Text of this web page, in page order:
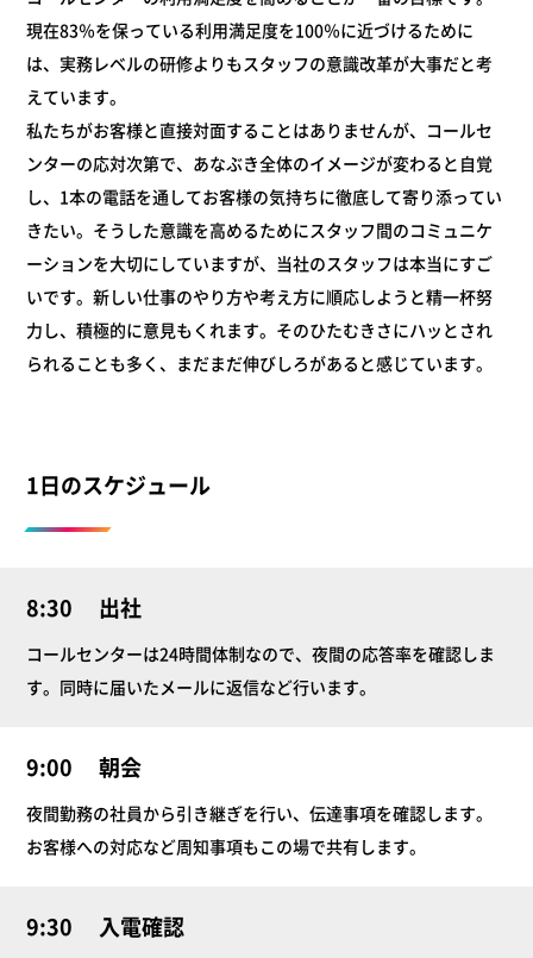
現在83％を保っている利用満足度を100％に近づけるために
は、実務レベルの研修よりもスタッフの意識改革が大事だと考
えています。
私たちがお客様と直接対面することはありませんが、コールセ
ンターの応対次第で、あなぶき全体のイメージが変わると自覚
し、1本の電話を通してお客様の気持ちに徹底して寄り添ってい
きたい。そうした意識を高めるためにスタッフ間のコミュニケ
ーションを大切にしていますが、当社のスタッフは本当にすご
いです。新しい仕事のやり方や考え方に順応しようと精一杯努
力し、積極的に意見もくれます。そのひたむきさにハッとされ
られることも多く、まだまだ伸びしろがあると感じています。
1日のスケジュール
8:30 出社
コールセンターは24時間体制なので、夜間の応答率を確認しま
す。同時に届いたメールに返信など行います。
9:00 朝会
夜間勤務の社員から引き継ぎを行い、伝達事項を確認します。
お客様への対応など周知事項もこの場で共有します。
9:30 入電確認